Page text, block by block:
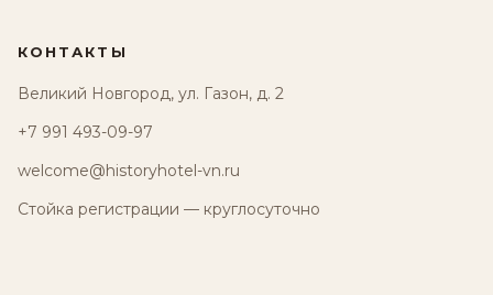
КОНТАКТЫ
Великий Новгород, ул. Газон, д. 2
+7 991 493-09-97
welcome@historyhotel-vn.ru
Стойка регистрации — круглосуточно